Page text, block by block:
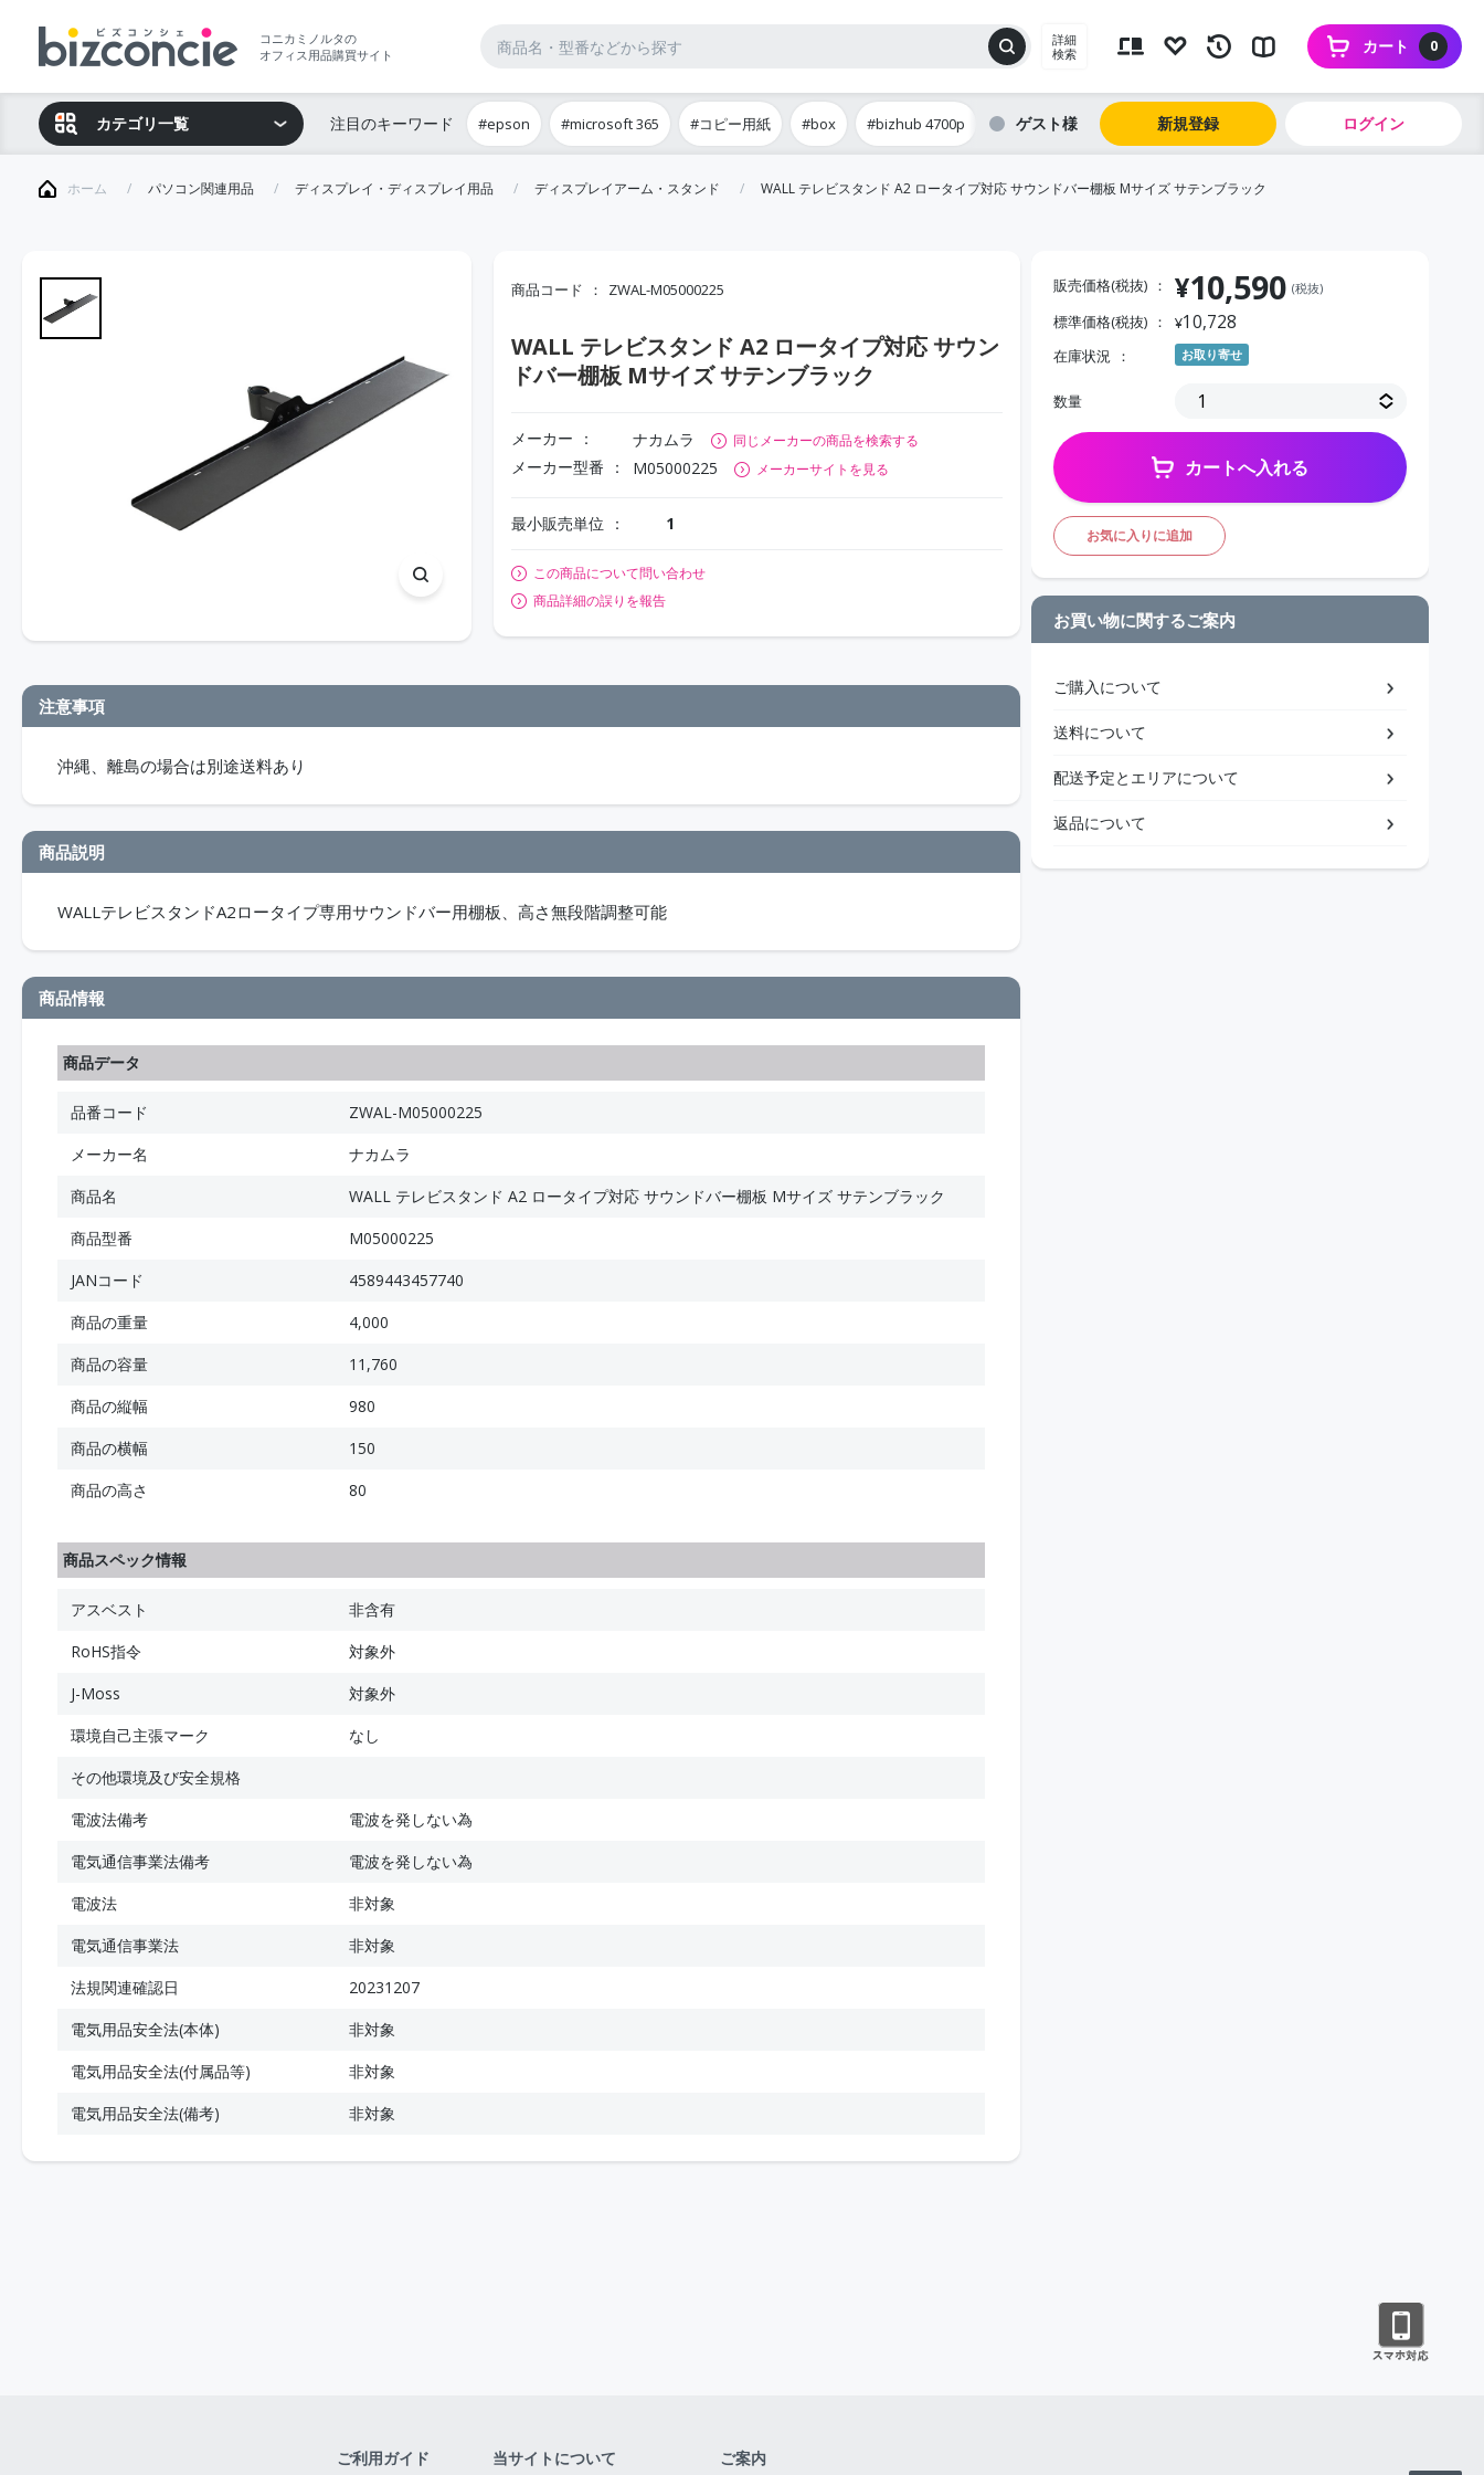
コニカミノルタの
オフィス用品購買サイト
詳細
検索
0
カート
カテゴリ一覧 注目のキーワード #epson #microsoft 365 #コピー用紙 #box #bizhub 4700p ゲスト 新規登録 ログイン
ホーム パソコン関連用品 ディスプレイ・ディスプレイ用品 ディスプレイアーム・スタンド WALL テレビスタンド A2 ロータイプ対応 サウンドバー棚板 Mサイズ サテンブラック
商品コード ZWAL-M05000225
WALL テレビスタンド A2 ロータイプ対応 サウン
ドバー棚板 Mサイズ サテンブラック
メーカー ナカムラ 同じメーカーの商品を検索する
メーカー型番 M05000225 メーカーサイトを見る
最小販売単位 1
この商品について問い合わせ
商品詳細の誤りを報告
注意事項
沖縄、離島の場合は別途送料あり
商品説明
WALLテレビスタンドA2ロータイプ専用サウンドバー用棚板、高さ無段階調整可能
商品情報
商品データ
品番コード
ZWAL-M05000225
メーカー名
ナカムラ
商品名
WALL テレビスタンド A2 ロータイプ対応 サウンドバー棚板 Mサイズ サテンブラック
商品型番
M05000225
JANコード
4589443457740
商品の重量
4,000
商品の容量
11,760
商品の縦幅
980
商品の横幅
150
商品の高さ
80
商品スペック情報
アスベスト
非含有
RoHS指令
対象外
J-Moss
対象外
環境自己主張マーク
なし
その他環境及び安全規格
電波法備考
電波を発しない為
電気通信事業法備考
電波を発しない為
電波法
非対象
電気通信事業法
非対象
法規関連確認日
20231207
電気用品安全法(本体)
非対象
電気用品安全法(付属品等)
非対象
電気用品安全法(備考)
非対象
販売価格(税抜) ¥10,590 (税抜)
標準価格(税抜) ¥10,728
在庫状況 お取り寄せ
数量
カートへ入れる
お気に入りに追加
お買い物に関するご案内
ご購入について
送料について
配送予定とエリアについて
返品について
ご利用ガイド 当サイトについて ご案内